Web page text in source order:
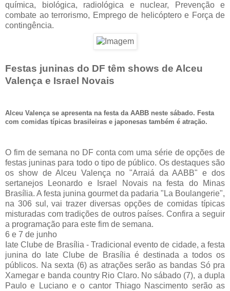
química, biológica, radiológica e nuclear, Prevenção e
combate ao terrorismo, Emprego de helicóptero e Força de
contingência.
Festas juninas do DF têm shows de Alceu
Valença e Israel Novais
Alceu Valença se apresenta na festa da AABB neste sábado. Festa
com comidas típicas brasileiras e japonesas também é atração.
O fim de semana no DF conta com uma série de opções de
festas juninas para todo o tipo de público. Os destaques são
os show de Alceu Valença no "Arraiá da AABB" e dos
sertanejos Leonardo e Israel Novais na festa do Minas
Brasília. A festa junina gourmet da padaria "La Boulangerie",
na 306 sul, vai trazer diversas opções de comidas típicas
misturadas com tradições de outros países. Confira a seguir
a programação para este fim de semana.
6 e 7 de junho
Iate Clube de Brasília - Tradicional evento de cidade, a festa
junina do Iate Clube de Brasília é destinada a todos os
públicos. Na sexta (6) as atrações serão as bandas Só pra
Xamegar e banda country Rio Claro. No sábado (7), a dupla
Paulo e Luciano e o cantor Thiago Nascimento serão as